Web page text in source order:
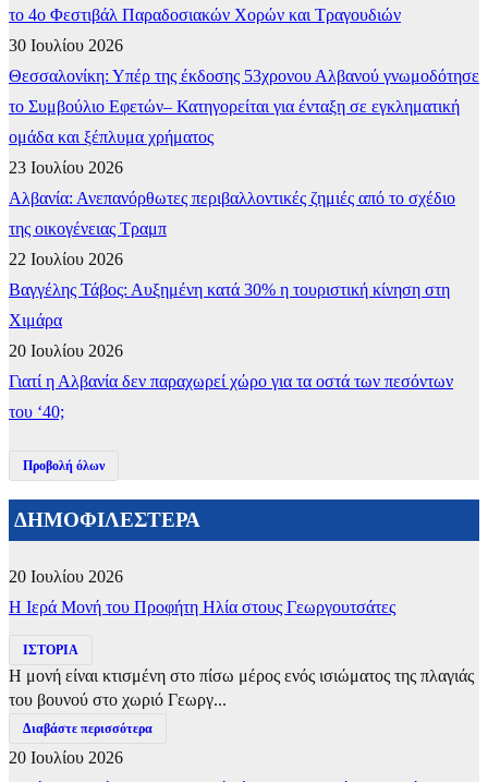
το 4ο Φεστιβάλ Παραδοσιακών Χορών και Τραγουδιών
30 Ιουλίου 2026
Θεσσαλονίκη: Υπέρ της έκδοσης 53χρονου Αλβανού γνωμοδότησε
το Συμβούλιο Εφετών– Κατηγορείται για ένταξη σε εγκληματική
ομάδα και ξέπλυμα χρήματος
23 Ιουλίου 2026
Αλβανία: Ανεπανόρθωτες περιβαλλοντικές ζημιές από το σχέδιο
της οικογένειας Τραμπ
22 Ιουλίου 2026
Βαγγέλης Τάβος: Αυξημένη κατά 30% η τουριστική κίνηση στη
Χιμάρα
20 Ιουλίου 2026
Γιατί η Αλβανία δεν παραχωρεί χώρο για τα οστά των πεσόντων
του ‘40;
Προβολή όλων
ΔΗΜΟΦΙΛΕΣΤΕΡΑ
20 Ιουλίου 2026
​Η Ιερά Μονή του Προφήτη Ηλία στους Γεωργουτσάτες
ΙΣΤΟΡΙΑ
Η μονή είναι κτισμένη στο πίσω μέρος ενός ισιώματος της πλαγιάς
του βουνού στο χωριό Γεωργ...
Διαβάστε περισσότερα
20 Ιουλίου 2026